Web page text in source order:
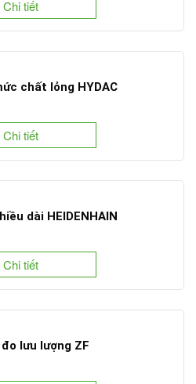
Chi tiết
chất lỏng HYDAC
Chi tiết
dài HEIDENHAIN
Chi tiết
lưu lượng ZF